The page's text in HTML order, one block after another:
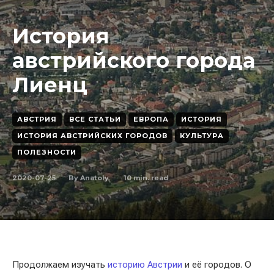
История
австрийского города
Лиенц
АВСТРИЯ ВСЕ СТАТЬИ ЕВРОПА
ИСТОРИЯ
ИСТОРИЯ АВСТРИЙСКИХ ГОРОДОВ
КУЛЬТУРА
ПОЛЕЗНОСТИ
2020-07-25 By Anatoly 10min. read
Продолжаем изучать историю Австрии и её городов. О